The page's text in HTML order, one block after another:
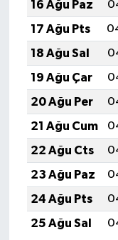
16 Ağu Paz
17 Ağu Pts
18 Ağu Sal
19 Ağu Çar
20 Ağu Per
21 Ağu Cum
22 Ağu Cts
23 Ağu Paz
24 Ağu Pts
25 Ağu Sal
ÇEVRE
BİLİM VE
YARIŞMALAR
TANITIM
HABERDE